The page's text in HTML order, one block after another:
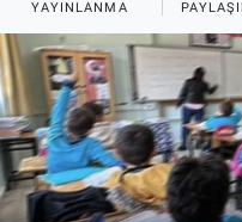
YAYINLANMA